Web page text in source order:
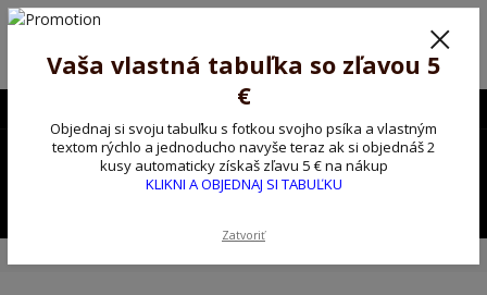
Poprosíme ctených zákazníkov o trpezlivosť, v tomto období máme
Preto sme Vám pripravili malý darček ako ospravedlnenie.
!!! ZĽAVA 5€ na PRVÚ objednávku nad 30€ s kódom pozorpes5 !!!
0,00 EUR
Vaša vlastná tabuľka so zľavou 5
€
Objednaj si svoju tabuľku s fotkou svojho psíka a vlastným
textom rýchlo a jednoducho navyše teraz ak si objednáš 2
kusy automaticky získaš zľavu 5 € na nákup
KLIKNI A OBJEDNAJ SI TABUĽKU
Zatvoriť